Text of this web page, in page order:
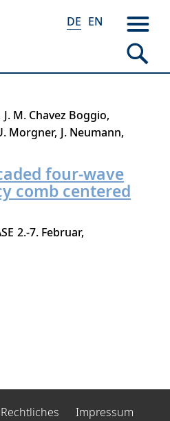
DE EN
J. M. Chavez Boggio
Morgner J. Neumann
four-wave
comb centered
2.-7. Februar
Rechtliches
Impressum